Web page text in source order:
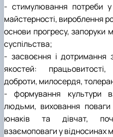
- стимулювання потреби у
майстерності, вироблення
основи прогресу, запоруки
суспільства;
- засвоєння і дотримання
якостей:
доброти, милосердя,
- формування культури
людьми, виховання поваги
юнаків та дівчат,
взаємоповаги у відносинах